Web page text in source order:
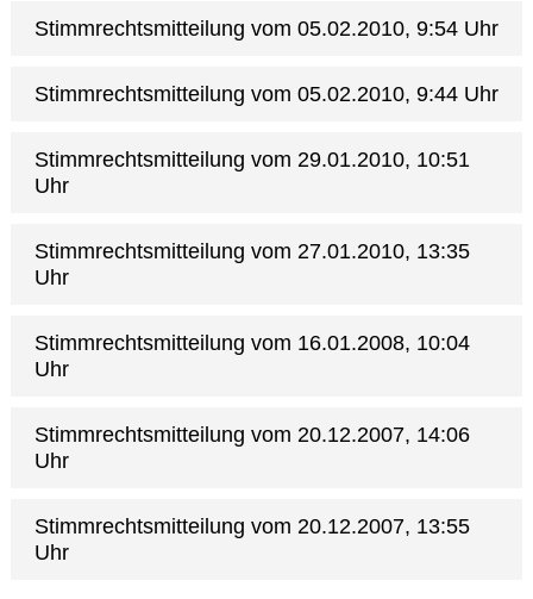
Stimmrechtsmitteilung vom 05.02.2010, 9:54 Uhr
Stimmrechtsmitteilung vom 05.02.2010, 9:44 Uhr
Stimmrechtsmitteilung vom 29.01.2010, 10:51
Uhr
Stimmrechtsmitteilung vom 27.01.2010, 13:35
Uhr
Stimmrechtsmitteilung vom 16.01.2008, 10:04
Uhr
Stimmrechtsmitteilung vom 20.12.2007, 14:06
Uhr
Stimmrechtsmitteilung vom 20.12.2007, 13:55
Uhr